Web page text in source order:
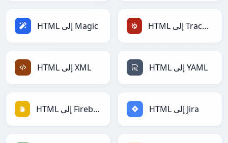
HTML إلى Magic HTML إلى TracWiki
HTML إلى XML HTML إلى YAML
HTML إلى Firebase HTML إلى Jira